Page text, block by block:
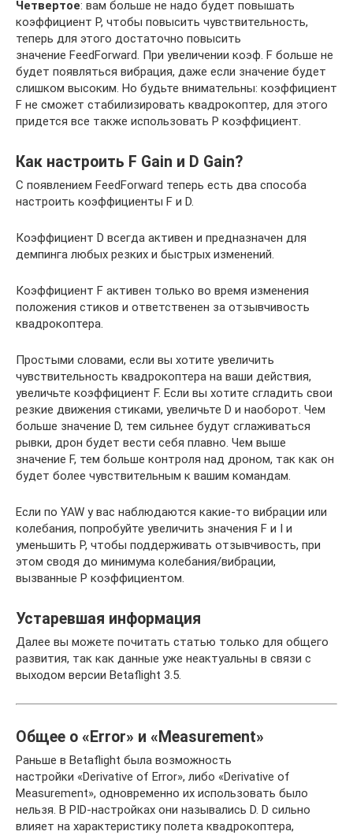
Четвертое: вам больше не надо будет повышать
коэффициент Р, чтобы повысить чувствительность,
теперь для этого достаточно повысить
значение FeedForward. При увеличении коэф. F больше не
будет появляться вибрация, даже если значение будет
слишком высоким. Но будьте внимательны: коэффициент
F не сможет стабилизировать квадрокоптер, для этого
придется все также использовать P коэффициент.
Как настроить F Gain и D Gain?
С появлением FeedForward теперь есть два способа
настроить коэффициенты F и D.
Коэффициент D всегда активен и предназначен для
демпинга любых резких и быстрых изменений.
Коэффициент F активен только во время изменения
положения стиков и ответственен за отзывчивость
квадрокоптера.
Простыми словами, если вы хотите увеличить
чувствительность квадрокоптера на ваши действия,
увеличьте коэффициент F. Если вы хотите сгладить свои
резкие движения стиками, увеличьте D и наоборот. Чем
больше значение D, тем сильнее будут сглаживаться
рывки, дрон будет вести себя плавно. Чем выше
значение F, тем больше контроля над дроном, так как он
будет более чувствительным к вашим командам.
Если по YAW у вас наблюдаются какие-то вибрации или
колебания, попробуйте увеличить значения F и I и
уменьшить P, чтобы поддерживать отзывчивость, при
этом сводя до минимума колебания/вибрации,
вызванные Р коэффициентом.
Устаревшая информация
Далее вы можете почитать статью только для общего
развития, так как данные уже неактуальны в связи с
выходом версии Betaflight 3.5.
Общее о «Error» и «Measurement»
Раньше в Betaflight была возможность
настройки «Derivative of Error», либо «Derivative of
Measurement», одновременно их использовать было
нельзя. В PID-настройках они назывались D. D сильно
влияет на характеристику полета квадрокоптера,